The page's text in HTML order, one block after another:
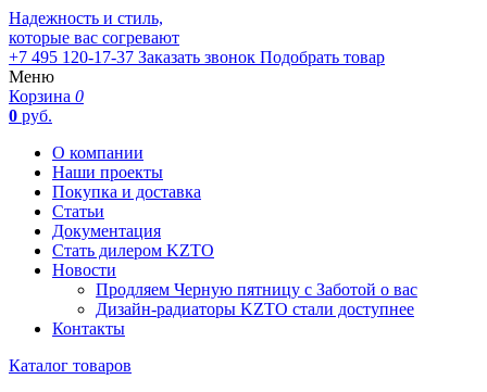
Надежность и стиль,
которые вас согревают
+7 495 120-17-37 Заказать звонок Подобрать товар
Меню
Корзина 0
0 руб.
О компании
Наши проекты
Покупка и доставка
Статьи
Документация
Стать дилером KZTO
Новости
Продляем Черную пятницу с Заботой о вас
Дизайн-радиаторы KZTO стали доступнее
Контакты
Каталог товаров